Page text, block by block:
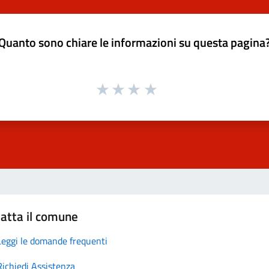
sono chiare le informazioni su questa
il comune
le domande frequenti
Assistenza